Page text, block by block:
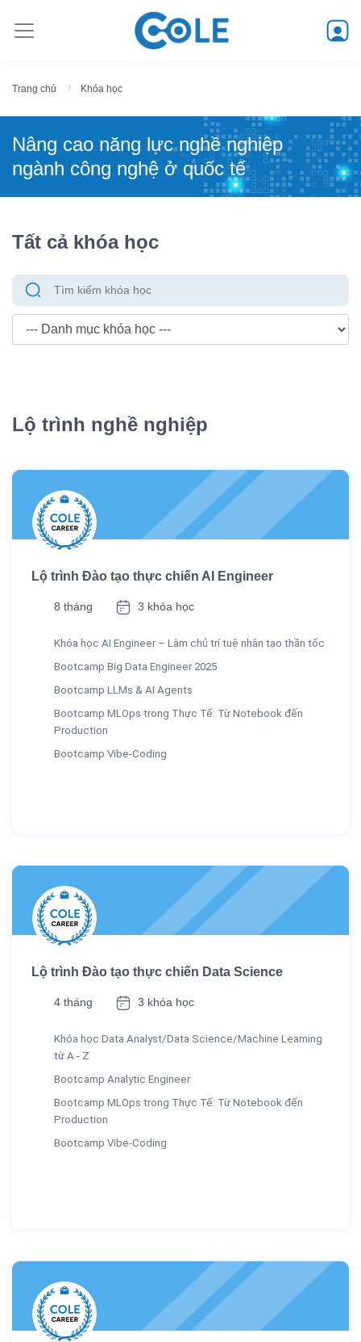
Trang chủ Khóa học
Nâng cao năng lực nghề nghiệp
ngành công nghệ ở quốc tế
Tất cả khóa học
Lộ trình nghề nghiệp
Lộ trình Đào tạo thực chiến AI Engineer
8 tháng 3 khóa học
Khóa học AI Engineer – Làm chủ trí tuệ nhân tạo thần tốc
Bootcamp Big Data Engineer 2025
Bootcamp LLMs & AI Agents
Bootcamp MLOps trong Thực Tế: Từ Notebook đến
Production
Bootcamp Vibe-Coding
Lộ trình Đào tạo thực chiến Data Science
4 tháng 3 khóa học
Khóa học Data Analyst/Data Science/Machine Learning
từ A - Z
Bootcamp Analytic Engineer
Bootcamp MLOps trong Thực Tế: Từ Notebook đến
Production
Bootcamp Vibe-Coding